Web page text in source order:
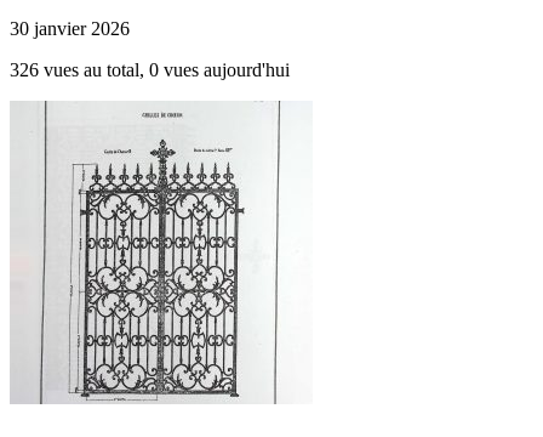
30 janvier 2026
326 vues au total, 0 vues aujourd'hui